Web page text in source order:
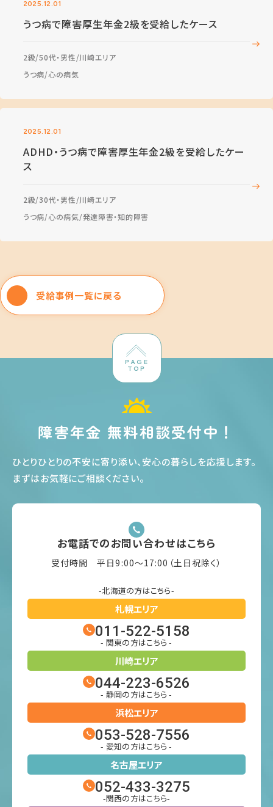
2025.12.01
うつ病で障害厚生年金2級を受給したケース
2級 50代・男性 川崎エリア
うつ病 心の病気
2025.12.01
ADHD・うつ病で障害厚生年金2級を受給したケー
ス
2級 30代・男性 川崎エリア
うつ病 心の病気 発達障害・知的障害
受給事例一覧に戻る
PAGE
TOP
障害年金 無料相談受付中！
ひとりひとりの不安に寄り添い、安心の暮らしを応援します。
まずはお気軽にご相談ください。
お電話でのお問い合わせはこちら
受付時間 平日9:00〜17:00（土日祝除く）
-北海道の方はこちら-
札幌エリア
011-522-5158
- 関東の方はこちら -
川崎エリア
044-223-6526
- 静岡の方はこちら -
浜松エリア
053-528-7556
- 愛知の方はこちら -
名古屋エリア
052-433-3275
-関西の方はこちら-